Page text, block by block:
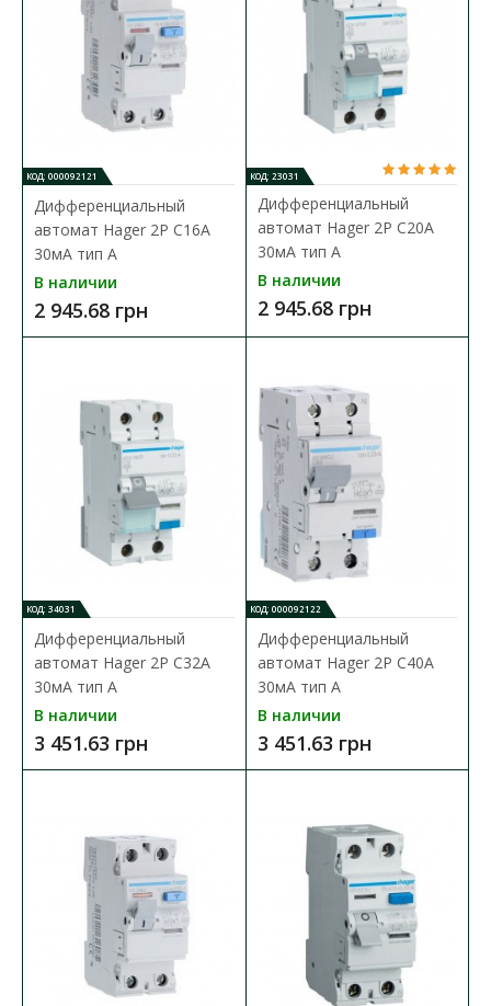
Дифференциальный автомат Hager 2P C16A 30мA
Доступность: В наличии
Дифференциальный автоматический выключатель
представляет собой уникальное устройство, в котором одно..
2 945.68 грн
В КОРЗИНУ
В сравнения
В закладки
КОД: 000092121
Дифференциальный
автомат Hager 2P C16A
30мA тип A
В наличии
2 945.68 грн
КОД: 23031
Дифференциальный
автомат Hager 2P C20A
30мA тип A
В наличии
2 945.68 грн
КОД: 34031
Дифференциальный
автомат Hager 2P C32A
30мA тип A
В наличии
3 451.63 грн
КОД: 000092122
Дифференциальный
автомат Hager 2P C40A
30мA тип A
В наличии
3 451.63 грн